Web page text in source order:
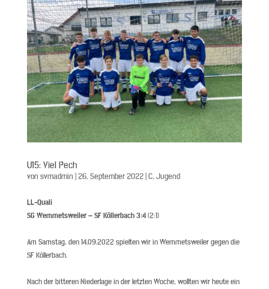
U15: Viel Pech
von svmadmin |26. September 2022|C,Jugend
LL-Quali
SG Wemmetsweiler – SF Köllerbach 3:4(2:1)
Am Samstag, den 14.09.2022 spielten wir in Wemmetsweiler gegen die
SF Köllerbach.
Nach der bitteren Niederlage in der letzten Woche, wollten wir heute ein